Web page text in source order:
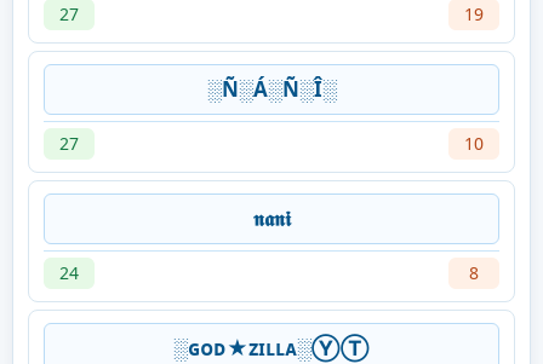
27 19
░Ñ░Á░Ñ░Î░
27 10
𝖓𝖆𝖓𝖎
24 8
░ɢᴏᴅ★ᴢɪʟʟᴀ░ⓎⓉ